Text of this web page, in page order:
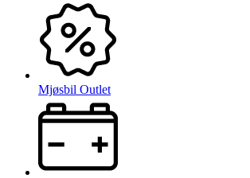
Mjøsbil Outlet